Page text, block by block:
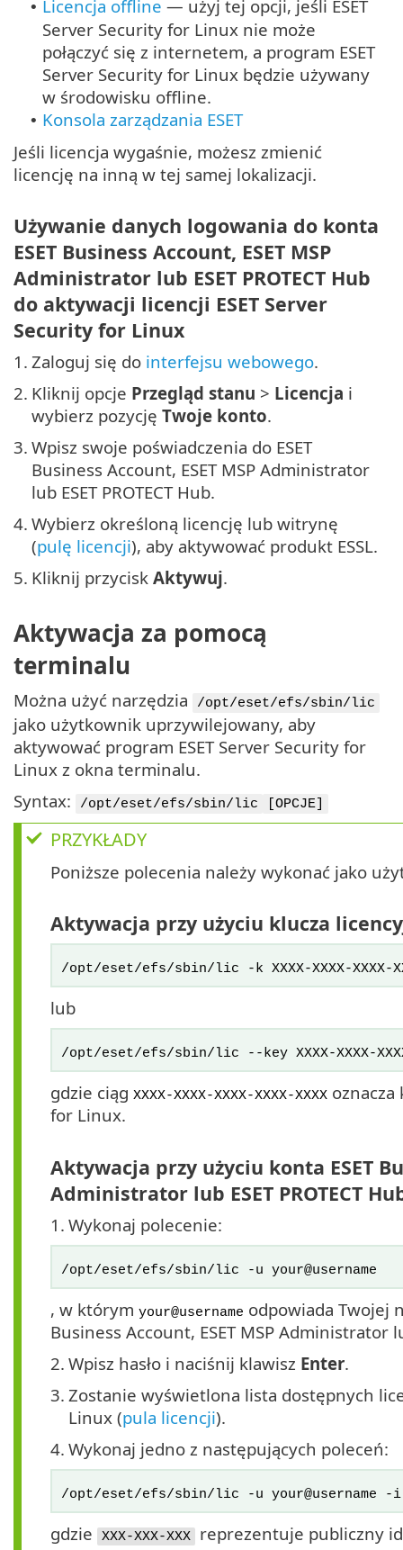
• Licencja offline — użyj tej opcji, jeśli ESET
Server Security for Linux nie może
połączyć się z internetem, a program ESET
Server Security for Linux będzie używany
w środowisku offline.
• Konsola zarządzania ESET
Jeśli licencja wygaśnie, możesz zmienić
licencję na inną w tej samej lokalizacji.
Używanie danych logowania do konta
ESET Business Account, ESET MSP
Administrator lub ESET PROTECT Hub
do aktywacji licencji ESET Server
Security for Linux
1. Zaloguj się do interfejsu webowego.
2. Kliknij opcje Przegląd stanu > Licencja i
wybierz pozycję Twoje konto.
3. Wpisz swoje poświadczenia do ESET
Business Account, ESET MSP Administrator
lub ESET PROTECT Hub.
4. Wybierz określoną licencję lub witrynę
(pulę licencji), aby aktywować produkt ESSL.
5. Kliknij przycisk Aktywuj.
Aktywacja za pomocą
terminalu
Można użyć narzędzia /opt/eset/efs/sbin/lic
jako użytkownik uprzywilejowany, aby
aktywować program ESET Server Security for
Linux z okna terminalu.
Syntax:
/opt/eset/efs/sbin/lic [OPCJE]
PRZYKŁADY
Poniższe polecenia należy wykonać jako
Aktywacja przy użyciu klucza
/opt/eset/efs/sbin/lic -k XXXX-XXXX-XXXX-
lub
/opt/eset/efs/sbin/lic --key XXXX-XXXX-XXXX-
gdzie ciąg XXXX-XXXX-XXXX-XXXX-XXXX oznacza
for Linux.
Aktywacja przy użyciu konta ESET
Administrator lub ESET PROTECT
1. Wykonaj polecenie:
/opt/eset/efs/sbin/lic -u your@username
, w którym your@username odpowiada Twojej
Business Account, ESET MSP Administrator
2. Wpisz hasło i naciśnij klawisz Enter.
3. Zostanie wyświetlona lista dostępnych
Linux (pula licencji).
4. Wykonaj jedno z następujących poleceń:
/opt/eset/efs/sbin/lic -u your@username -i
gdzie XXX-XXX-XXX
reprezentuje publiczny